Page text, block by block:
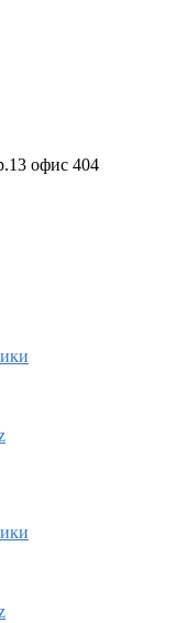
офис 404